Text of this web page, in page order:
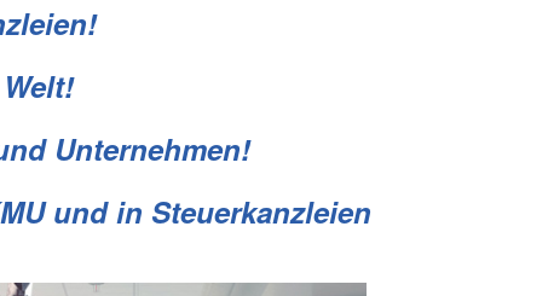
Unternehmen!
und in Steuerkanzleien